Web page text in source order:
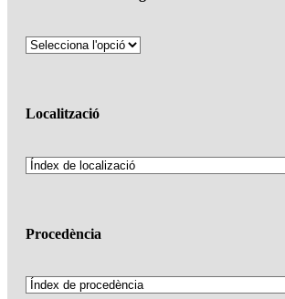
Localització
Procedència